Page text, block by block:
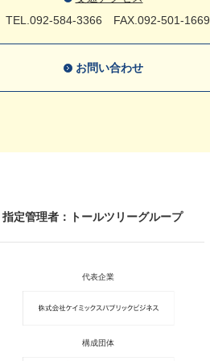
TEL.092-584-3366 FAX.092-501-1669
お問い合わせ
指定管理者：トールツリーグループ
代表企業
構成団体